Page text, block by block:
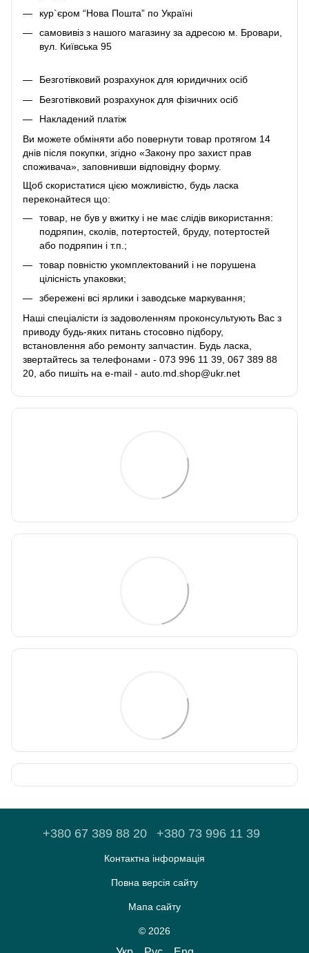
кур`єром “Нова Пошта” по Україні
самовивіз з нашого магазину за адресою м. Бровари,
вул. Київська 95
Безготівковий розрахунок для юридичних осіб
Безготівковий розрахунок для фізичних осіб
Накладений платіж
Ви можете обміняти або повернути товар протягом 14
днів після покупки, згідно «Закону про захист прав
споживача», заповнивши відповідну форму.
Щоб скористатися цією можливістю, будь ласка
переконайтеся що:
товар, не був у вжитку і не має слідів використання:
подряпин, сколів, потертостей, бруду, потертостей
або подряпин і т.п.;
товар повністю укомплектований і не порушена
цілісність упаковки;
збережені всі ярлики і заводське маркування;
Наші спеціалісти із задоволенням проконсультують Вас з
приводу будь-яких питань стосовно підбору,
встановлення або ремонту запчастин. Будь ласка,
звертайтесь за телефонами - 073 996 11 39, 067 389 88
20, або пишіть на e-mail - auto.md.shop@ukr.net
+380 67 389 88 20 +380 73 996 11 39
Контактна інформація
Повна версія сайту
Мапа сайту
© 2026